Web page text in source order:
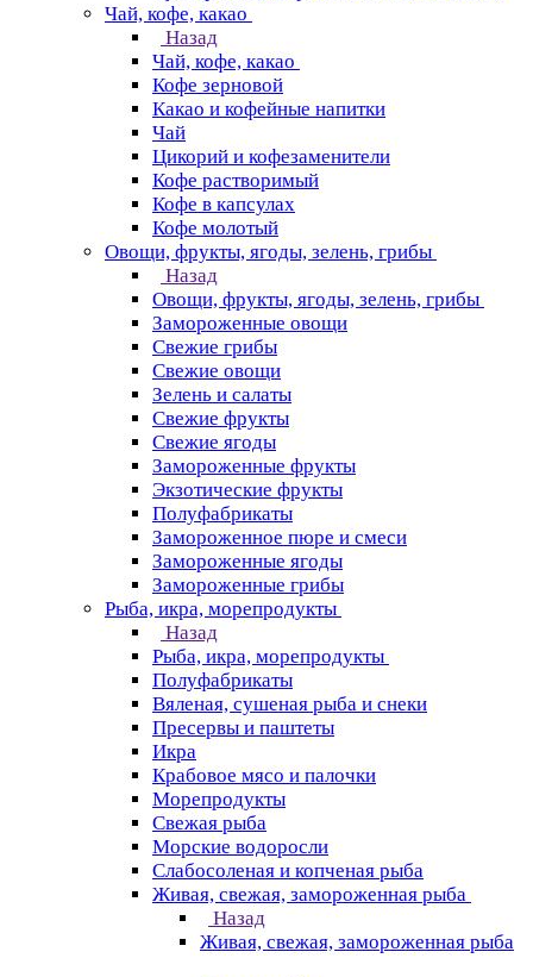
Чай, кофе, какао
Назад
Чай, кофе, какао
Кофе зерновой
Какао и кофейные напитки
Чай
Цикорий и кофезаменители
Кофе растворимый
Кофе в капсулах
Кофе молотый
Овощи, фрукты, ягоды, зелень, грибы
Назад
Овощи, фрукты, ягоды, зелень, грибы
Замороженные овощи
Свежие грибы
Свежие овощи
Зелень и салаты
Свежие фрукты
Свежие ягоды
Замороженные фрукты
Экзотические фрукты
Полуфабрикаты
Замороженное пюре и смеси
Замороженные ягоды
Замороженные грибы
Рыба, икра, морепродукты
Назад
Рыба, икра, морепродукты
Полуфабрикаты
Вяленая, сушеная рыба и снеки
Пресервы и паштеты
Икра
Крабовое мясо и палочки
Морепродукты
Свежая рыба
Морские водоросли
Слабосоленая и копченая рыба
Живая, свежая, замороженная рыба
Назад
Живая, свежая, замороженная рыба